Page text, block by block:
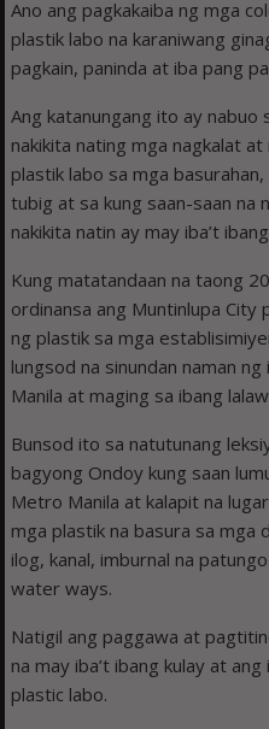
Ano ang pagkakaiba ng mga
plastik labo na karaniwang
pagkain, paninda at iba pang
Ang katanungang ito ay nabuo
nakikita nating mga nagkalat
plastik labo sa mga
tubig at sa kung saan-saan na
nakikita natin ay may iba’t
Kung matatandaan na taong
ordinansa ang Muntinlupa
ng plastik sa mga
lungsod na sinundan naman
Manila at maging sa ibang
Bunsod ito sa natutunang
bagyong Ondoy kung saan
Metro Manila at kalapit na
mga plastik na basura sa mga
ilog, kanal, imburnal na
water ways.
Natigil ang paggawa at
na may iba’t ibang kulay at
plastic labo.